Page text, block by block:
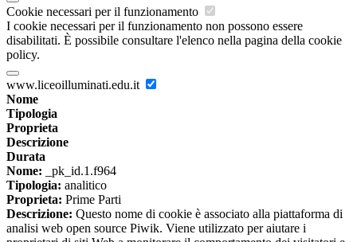
Cookie necessari per il funzionamento
I cookie necessari per il funzionamento non possono essere
disabilitati. È possibile consultare l'elenco nella pagina della cookie
policy.
www.liceoilluminati.edu.it
Nome
Tipologia
Proprieta
Descrizione
Durata
Nome: _pk_id.1.f964
Tipologia: analitico
Proprieta: Prime Parti
Descrizione: Questo nome di cookie è associato alla piattaforma di
analisi web open source Piwik. Viene utilizzato per aiutare i